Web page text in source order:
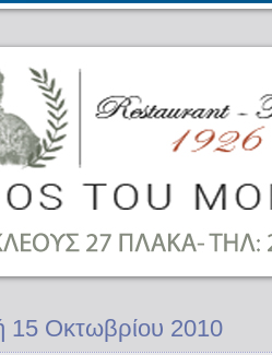
15 Οκτωβρίου 2010